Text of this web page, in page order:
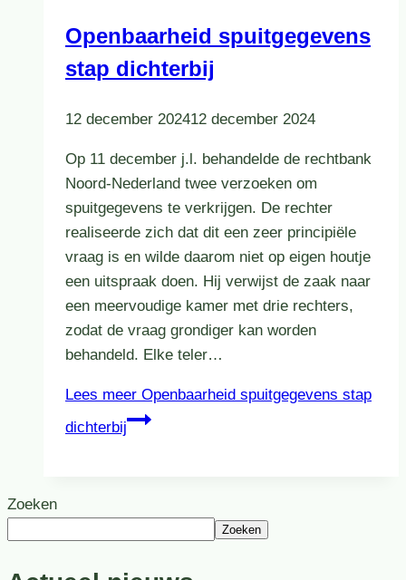
Openbaarheid spuitgegevens
stap dichterbij
12 december 202412 december 2024
Op 11 december j.l. behandelde de rechtbank
Noord-Nederland twee verzoeken om
spuitgegevens te verkrijgen. De rechter
realiseerde zich dat dit een zeer principiële
vraag is en wilde daarom niet op eigen houtje
een uitspraak doen. Hij verwijst de zaak naar
een meervoudige kamer met drie rechters,
zodat de vraag grondiger kan worden
behandeld. Elke teler…
Lees meer Openbaarheid spuitgegevens stap
dichterbij
Zoeken
Zoeken